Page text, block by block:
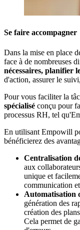
Se faire accompagner
Dans la mise en place
face à de nombreuses
nécessaires, planifier
d'action, assurer le
Pour vous faciliter la
spécialisé conçu pour
processus RH, tel
En utilisant Empowill
bénéficierez des
Centralisation
aux
unique et
communication
Automatisation
génération des
création des
Cela permet de